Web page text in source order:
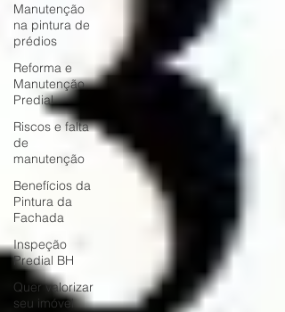
Manutenção
na pintura de
prédios
Reforma e
Manutenção
Predial
Riscos e falta
de
manutenção
Benefícios da
Pintura da
Fachada
Inspeção
Predial BH
Quer valorizar
seu imóvel